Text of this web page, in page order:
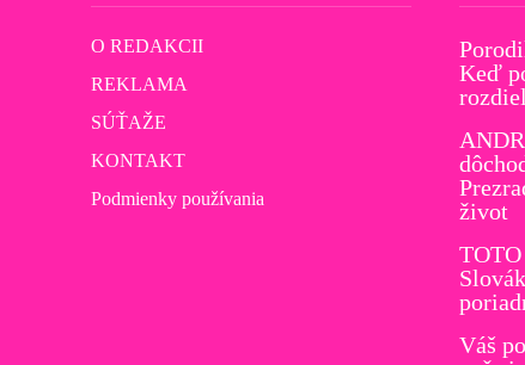
O REDAKCII
REKLAMA
SÚŤAŽE
KONTAKT
Podmienky používania
Keď
život
Váš